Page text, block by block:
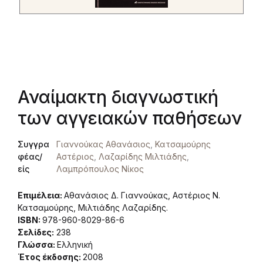
Αναίμακτη διαγνωστική
των αγγειακών παθήσεων
Συγγρα
φέας/
είς
Γιαννούκας Αθανάσιος Κατσαμούρης
Αστέριος Λαζαρίδης Μιλτιάδης
Λαμπρόπουλος Νίκος
Επιμέλεια: Αθανάσιος Δ. Γιαννούκας, Αστέριος Ν.
Κατσαμούρης, Μιλτιάδης Λαζαρίδης.
ISBN: 978-960-8029-86-6
Σελίδες: 238
Γλώσσα: Ελληνική
Έτος έκδοσης: 2008